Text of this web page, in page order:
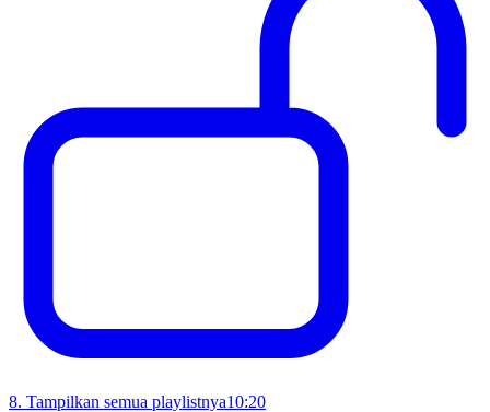
8. Tampilkan semua playlistnya10:20